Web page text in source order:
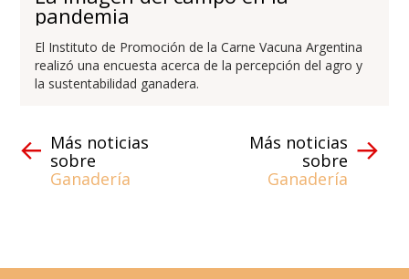
pandemia
El Instituto de Promoción de la Carne Vacuna Argentina
realizó una encuesta acerca de la percepción del agro y
la sustentabilidad ganadera.
Más noticias
sobre
Ganadería
Más noticias
sobre
Ganadería